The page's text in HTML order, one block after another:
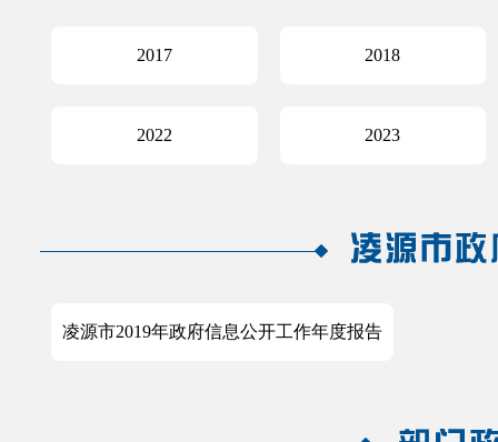
2017 2018
2022 2023
凌源市2019年政府信息公开工作年度报告